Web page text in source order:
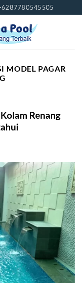
MODEL PAGAR
Renang